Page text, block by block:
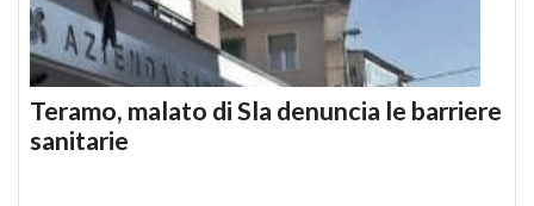
Teramo, malato di Sla denuncia le barriere
sanitarie